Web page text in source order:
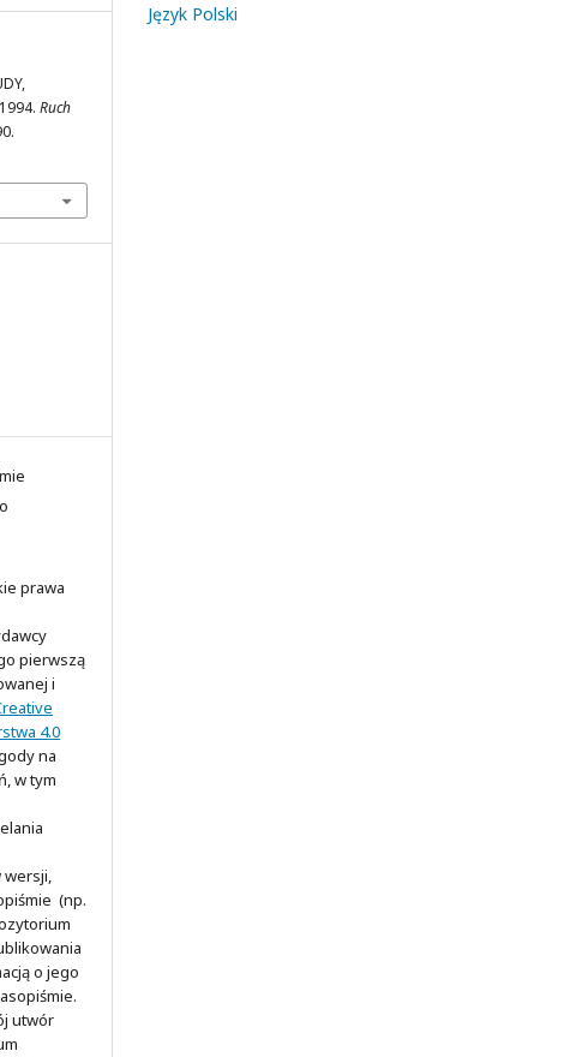
Ruch
prawa
pierwszą
i
4.0
na
w tym
wersji,
(np.
o jego
utwór
Język Polski